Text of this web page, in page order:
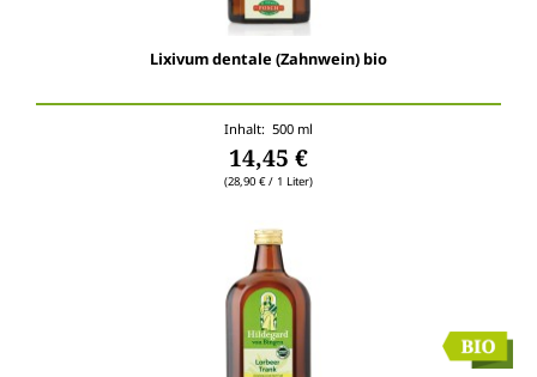
Lixivum dentale (Zahnwein) bio
Inhalt: 500 ml
14,45 €
(28,90 € / 1 Liter)